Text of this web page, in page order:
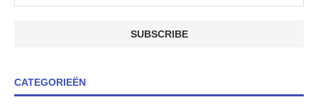
CATEGORIEËN